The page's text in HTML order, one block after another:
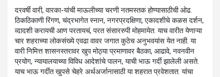
दरवर्षी वारी, वारका-यांची माऊलीच्या चरणी नतमस्तक होण्यासाठीची ओढ.
ठिकठिकाणी रिंगण, चंद्रभागेत स्नान, नगरप्रदक्षिणा, एकादशीचे कळस दर्शन,
व्दादशी करायची आण परतायचं, परत संसाररुपी मोहमायेत. याच वारीत येणाऱ्या
चार शहराच्या लोकसंख्ये एवढा वावर जगात कुठेच अनुभवयांस येत नाही. या
वारी निमित्त शासनस्तरावर खुप मोठ्या प्रमाणावर बैठका, आढावे, नवनवीन
प्रयोग, न्यायालयाच्या विविध आदेशांचे पालन, याची भाऊ गर्दी झालेली असते.
याच भाऊ गर्दीत खुपसे चेहरे अर्थअर्जानासाठी या शहरात प्रवेशतात. यांचा